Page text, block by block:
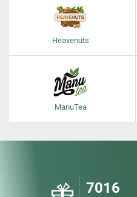
Heavenuts
ManuTea
7016